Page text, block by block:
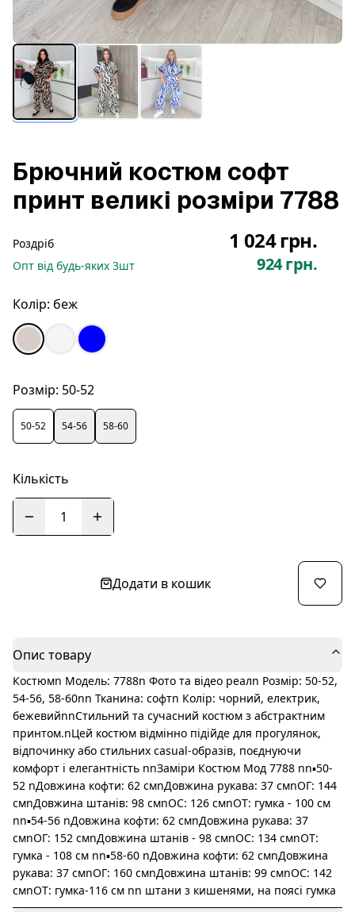
Брючний костюм софт
принт великі розміри 7788
Роздріб 1 024 грн.
Опт від будь-яких 3шт 924 грн.
Колір: беж
Розмір: 50-52
50-52 54-56 58-60
Кількість
1
Додати в кошик
Опис товару
Костюмn Модель: 7788n Фото та відео реалn Розмір: 50-52,
54-56, 58-60nn Тканина: софтn Колір: чорний, електрик,
бежевийnnСтильний та сучасний костюм з абстрактним
принтом.nЦей костюм відмінно підійде для прогулянок,
відпочинку або стильних casual-образів, поєднуючи
комфорт і елегантність nnЗаміри Костюм Мод 7788 nn▪️50-
52 nДовжина кофти: 62 смnДовжина рукава: 37 смnОГ: 144
смnДовжина штанів: 98 смnОС: 126 смnОТ: гумка - 100 см
nn▪️54-56 nДовжина кофти: 62 смnДовжина рукава: 37
смnОГ: 152 смnДовжина штанів - 98 смnОС: 134 смnОТ:
гумка - 108 см nn▪️58-60 nДовжина кофти: 62 смnДовжина
рукава: 37 смnОГ: 160 смnДовжина штанів: 99 смnОС: 142
смnОТ: гумка-116 см nn штани з кишенями, на поясі гумка